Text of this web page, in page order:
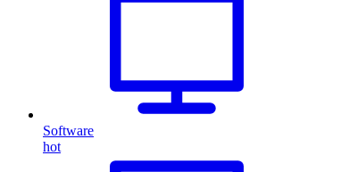
Software
hot